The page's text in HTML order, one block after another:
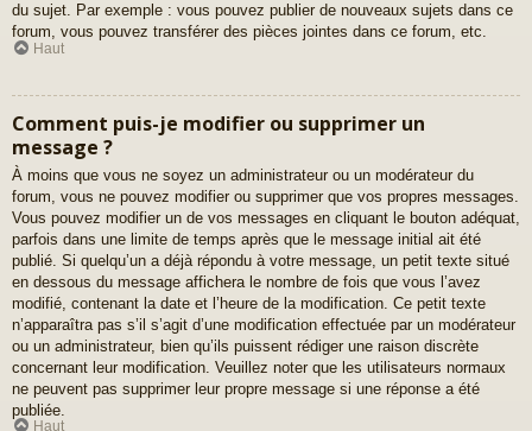
du sujet. Par exemple : vous pouvez publier de nouveaux sujets dans ce
forum, vous pouvez transférer des pièces jointes dans ce forum, etc.
Haut
Comment puis-je modifier ou supprimer un
message ?
À moins que vous ne soyez un administrateur ou un modérateur du
forum, vous ne pouvez modifier ou supprimer que vos propres messages.
Vous pouvez modifier un de vos messages en cliquant le bouton adéquat,
parfois dans une limite de temps après que le message initial ait été
publié. Si quelqu’un a déjà répondu à votre message, un petit texte situé
en dessous du message affichera le nombre de fois que vous l’avez
modifié, contenant la date et l’heure de la modification. Ce petit texte
n’apparaîtra pas s’il s’agit d’une modification effectuée par un modérateur
ou un administrateur, bien qu’ils puissent rédiger une raison discrète
concernant leur modification. Veuillez noter que les utilisateurs normaux
ne peuvent pas supprimer leur propre message si une réponse a été
publiée.
Haut